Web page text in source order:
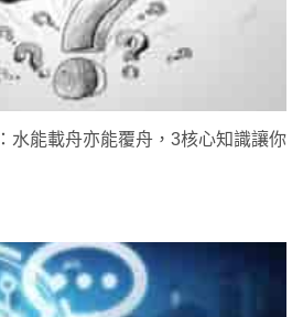
水能載舟亦能覆舟，3核心知識讓你